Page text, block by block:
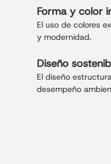
Forma y color
El uso de colores
y modernidad.
Diseño
El diseño
desempeño